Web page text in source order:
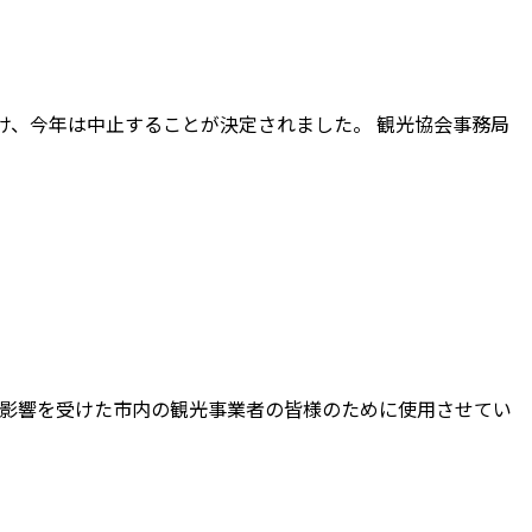
今年は中止することが決定されました。 観光協会事務局
響を受けた市内の観光事業者の皆様のために使用させてい